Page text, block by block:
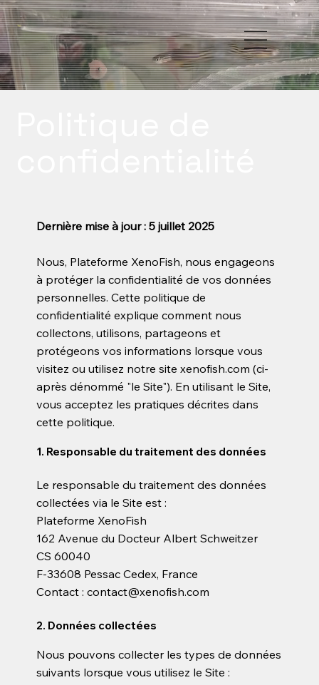
Dernière mise à jour : 5 juillet 2025
Nous, Plateforme XenoFish, nous engageons
à protéger la confidentialité de vos données
personnelles. Cette politique de
confidentialité explique comment nous
collectons, utilisons, partageons et
protégeons vos informations lorsque vous
visitez ou utilisez notre site xenofish.com (ci-
après dénommé "le Site"). En utilisant le Site,
vous acceptez les pratiques décrites dans
cette politique.
1. Responsable du traitement des données
Le responsable du traitement des données
collectées via le Site est :
Plateforme XenoFish
162 Avenue du Docteur Albert Schweitzer
CS 60040
F-33608 Pessac Cedex, France
Contact : contact@xenofish.com
2. Données collectées
Nous pouvons collecter les types de données
suivants lorsque vous utilisez le Site :